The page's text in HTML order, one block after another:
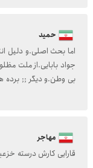
حمید
اما بحث اصلی.و دلیل
جواد بابایی.از ملت
بی وطن.و دیگر ;; برده
مهاجر
قارایی کارش درسته